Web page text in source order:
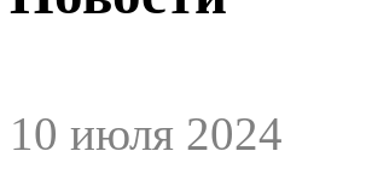
10 июля 2024